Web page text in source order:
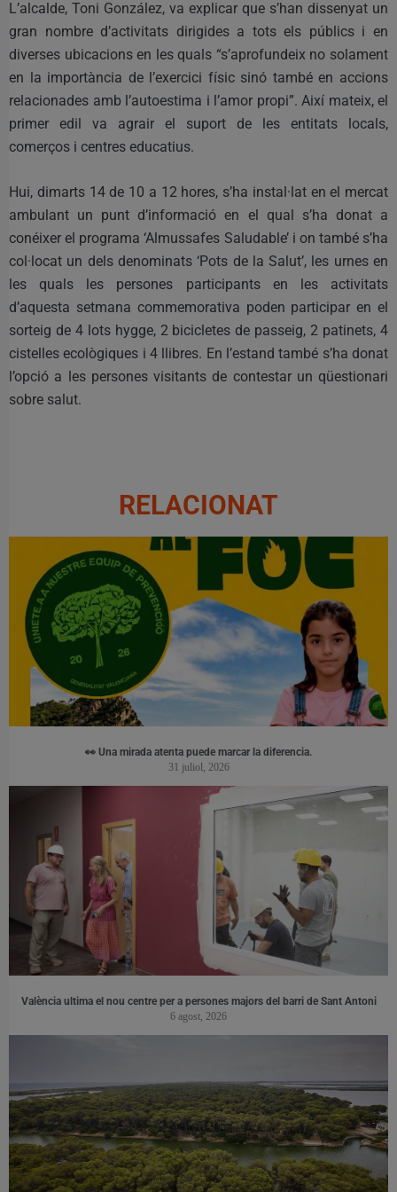
L’alcalde, Toni González, va explicar que s’han dissenyat un
gran nombre d’activitats dirigides a tots els públics i en
diverses ubicacions en les quals “s’aprofundeix no solament
en la importància de l’exercici físic sinó també en accions
relacionades amb l’autoestima i l’amor propi”. Així mateix, el
primer edil va agrair el suport de les entitats locals,
comerços i centres educatius.
Hui, dimarts 14 de 10 a 12 hores, s’ha instal·lat en el mercat
ambulant un punt d’informació en el qual s’ha donat a
conéixer el programa ‘Almussafes Saludable’ i on també s’ha
col·locat un dels denominats ‘Pots de la Salut’, les urnes en
les quals les persones participants en les activitats
d’aquesta setmana commemorativa poden participar en el
sorteig de 4 lots hygge, 2 bicicletes de passeig, 2 patinets, 4
cistelles ecològiques i 4 llibres. En l’estand també s’ha donat
l’opció a les persones visitants de contestar un qüestionari
sobre salut.
RELACIONAT
👀 Una mirada atenta puede marcar la diferencia.
31 juliol, 2026
València ultima el nou centre per a persones majors del barri de Sant Antoni
6 agost, 2026